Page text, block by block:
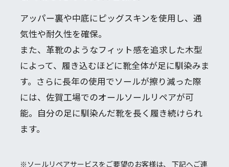
アッパー裏や中底にピッグスキンを使用し、通
気性や耐久性を確保。
また、革靴のようなフィット感を追求した木型
によって、履き込むほどに靴全体が足に馴染みま
す。さらに長年の使用でソールが擦り減った際
には、佐賀工場でのオールソールリペアが可
能。自分の足に馴染んだ靴を長く履き続けられ
ます。
※ソールリペアサービスをご要望のお客様は、 下記へご連